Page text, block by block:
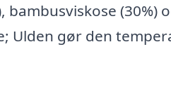
bambusviskose
Ulden gør den